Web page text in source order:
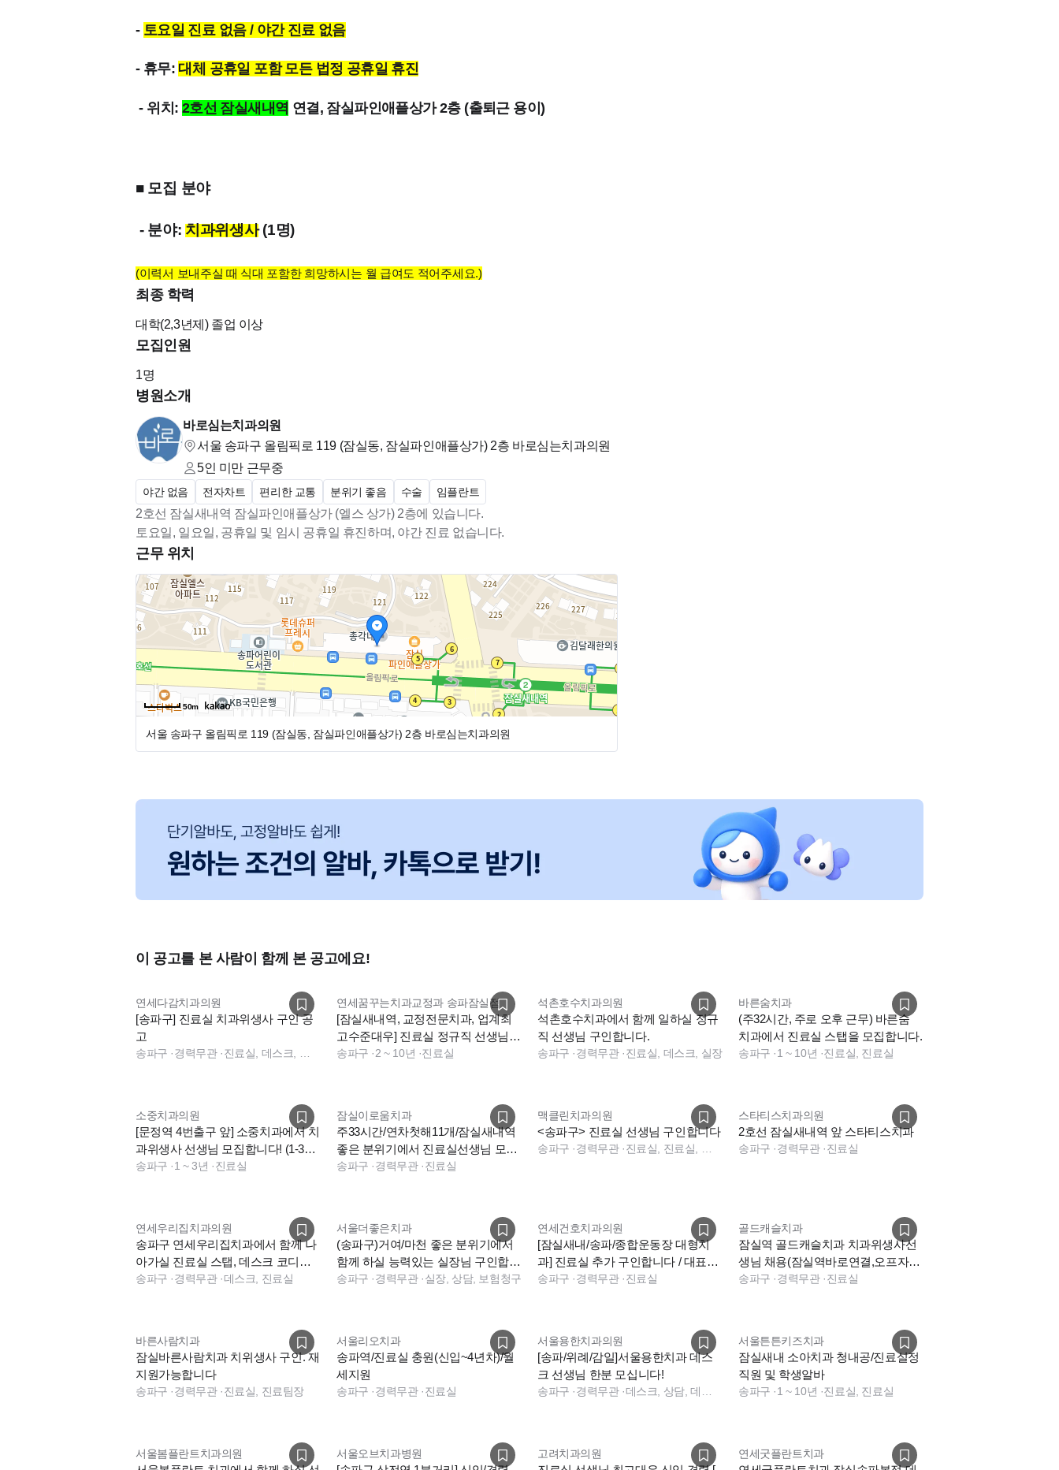
- 토요일 진료 없음 / 야간 진료 없음
- 휴무: 대체 공휴일 포함 모든 법정 공휴일 휴진
- 위치: 2호선 잠실새내역 연결, 잠실파인애플상가 2층 (출퇴근 용이)
■ 모집 분야
- 분야: 치과위생사(1명)
(이력서 보내주실 때 식대 포함한 희망하시는 월 급여도 적어주세요.)
최종 학력
대학(2,3년제)졸업 이상
모집인원
1명
병원소개
바로심는치과의원
서울 송파구 올림픽로 119 (잠실동, 잠실파인애플상가) 2층 바로심는치과의원
5인 미만 근무중
야간 없음 전자차트 편리한 교통 분위기 좋음 수술 임플란트
2호선 잠실새내역 잠실파인애플상가 (엘스 상가) 2층에 있습니다.
토요일, 일요일, 공휴일 및 임시 공휴일 휴진하며, 야간 진료 없습니다.
근무 위치
50m
서울 송파구 올림픽로 119 (잠실동, 잠실파인애플상가) 2층 바로심는치과의원
이 공고를 본 사람이 함께 본 공고에요!
연세다감치과의원
[송파구] 진료실 치과위생사 구인 공
고
송파구 ·경력무관·
연세꿈꾸는치과교정과 송파잠실점
[잠실새내역, 교정전문치과, 업계최
고수준대우] 진료실 정규직 선생님
모십니다
송파구 ·2 ~ 10년 ·진료실
석촌호수치과의원
석촌호수치과에서 함께 일하실 정규
직 선생님 구인합니다.
송파구 ·경력무관·진료실, 데스크, 실장
바른숨치과
(주32시간, 주로 오후 근무) 바른숨
치과에서 진료실 스탭을 모집합니다.
송파구 ·1 ~ 10년 ·진료실, 진료실
소중치과의원
[문정역 4번출구 앞] 소중치과에서 치
과위생사 선생님 모집합니다! (1-3년
차)
송파구 ·1 ~ 3년 ·진료실
잠실이로움치과
주33시간/연차첫해11개/잠실새내역
좋은 분위기에서 진료실선생님 모십
니다
송파구 ·경력무관·진료실
맥클린치과의원
<송파구> 진료실 선생님 구인합니다
송파구 ·경력무관·
스타티스치과의원
2호선 잠실새내역 앞 스타티스치과
송파구 ·경력무관·진료실
연세우리집치과의원
송파구 연세우리집치과에서 함께 나
아가실 진료실 스탭, 데스크 코디네
이터 구인 합니다.
송파구 ·경력무관·데스크, 진료실
서울더좋은치과
(송파구)거여/마천 좋은 분위기에서
함께 하실 능력있는 실장님 구인합니
다
송파구 ·경력무관·실장, 상담, 보험청구
연세건호치과의원
[잠실새내/송파/종합운동장 대형치
과] 진료실 추가 구인합니다 / 대표원
장 2인 진료
송파구 ·경력무관·진료실
골드캐슬치과
잠실역 골드캐슬치과 치과위생사선
생님 채용(잠실역바로연결,오프자
유)
송파구 ·경력무관·진료실
바른사람치과
잠실바른사람치과 치위생사 구인. 재
지원가능합니다
송파구 ·경력무관·진료실, 진료팀장
서울리오치과
송파역/진료실 충원(신입~4년차)/월
세지원
송파구 ·경력무관·진료실
서울용한치과의원
[송파/위례/감일]서울용한치과 데스
크 선생님 한분 모십니다!
송파구 ·경력무관·
서울튼튼키즈치과
잠실새내 소아치과 청내공/진료실정
직원 및 학생알바
송파구 ·1 ~ 10년 ·진료실, 진료실
서울봄플란트치과의원 서울오브치과병원 고려치과의원 연세굿플란트치과